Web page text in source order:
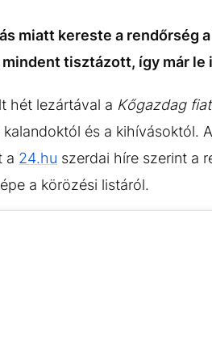
Impresszum
miatt kereste a rendőrség
tisztázott, így már le
hét lezártával a Kőgazdag
kalandoktól és a kihívásoktól.
a 24.hu szerdai híre szerint a
a körözési listáról.